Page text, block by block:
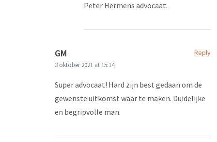
Peter Hermens advocaat.
Reply
GM
3 oktober 2021 at 15:14
Super advocaat! Hard zijn best gedaan om de
gewenste uitkomst waar te maken. Duidelijke
en begripvolle man.